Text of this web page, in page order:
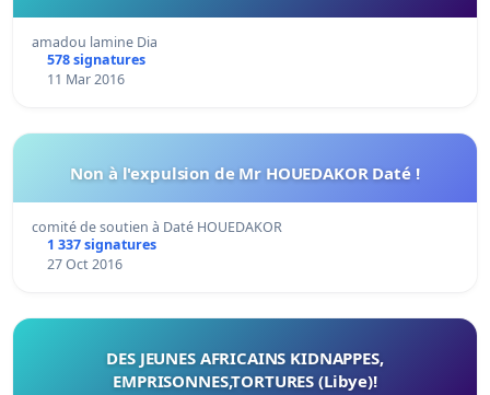
amadou lamine Dia
578 signatures
11 Mar 2016
Non à l'expulsion de Mr HOUEDAKOR Daté !
comité de soutien à Daté HOUEDAKOR
1 337 signatures
27 Oct 2016
DES JEUNES AFRICAINS KIDNAPPES,
EMPRISONNES,TORTURES (Libye)!